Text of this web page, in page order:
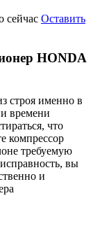
сейчас Оставить
HONDA
строя именно в
времени
что
компрессор
требуемую
вы
и